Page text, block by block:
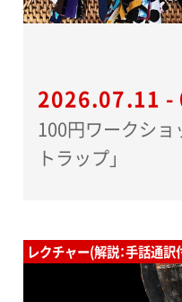
2026.07.11 -
100円ワークショップ 「ブ
トラップ」
レクチャー(解説：手話通訳